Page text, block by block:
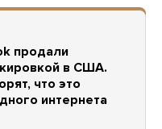
продали
в США.
что это
интернета